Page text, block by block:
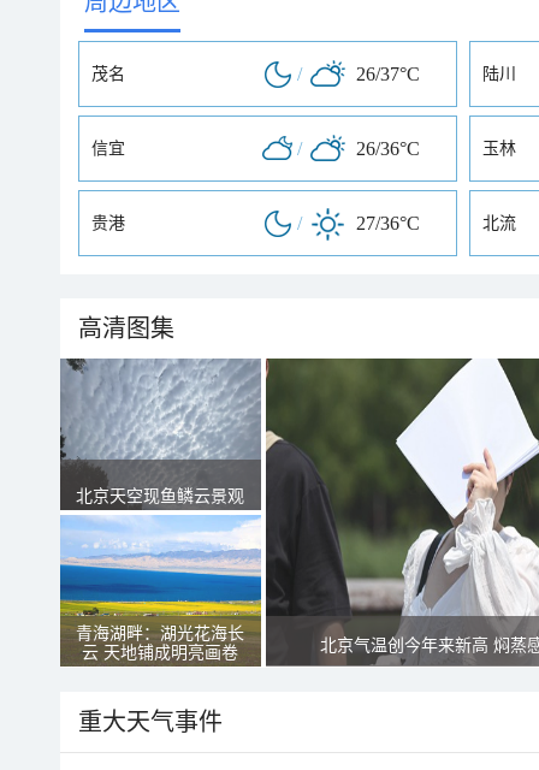
茂名 / 26/37°C 陆川
信宜 / 26/36°C 玉林
贵港 / 27/36°C 北流
高清图集
北京天空现鱼鳞云景观
青海湖畔：湖光花海长
云 天地铺成明亮画卷
北京气温创今年来新高 焖蒸
重大天气事件